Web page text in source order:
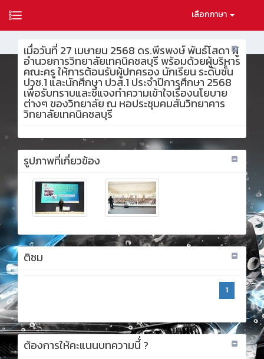
เลือกภาษา
เมื่อวันที่ 27 เมษายน 2568 ดร.พีรพงษ์ พันธ์โสดา ผู้
อำนวยการวิทยาลัยเทคนิคชลบุรี พร้อมด้วยผู้บริหาร
คณะครู ให้การต้อนรับผู้ปกครอง นักเรียน ระดับชั้น
ปวช.1 และนักศึกษา ปวส.1 ประจำปีการศึกษา 2568
เพื่อรับทราบและชี้แจงทำความเข้าใจเรื่องนโยบาย
ต่างๆ ของวิทยาลัย ณ หอประชุมคมสันวิทยาคาร
วิทยาลัยเทคนิคชลบุรี
รูปภาพที่เกี่ยวข้อง
ติชม
1
ต้องการให้คะแนนบทความนี้่ ?